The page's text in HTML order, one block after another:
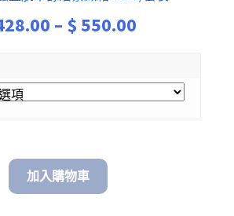
– $550.00Price
$ 428.00
加入購物車